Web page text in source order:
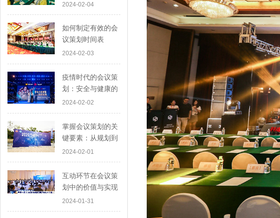
2024-02-04
如何制定有效的会
议策划时间表
2024-02-03
疫情时代的会议策
划：安全与健康的
首要考虑
2024-02-02
掌握会议策划的关
键要素：从规划到
执行
2024-02-01
互动环节在会议策
划中的价值与实现
2024-01-31